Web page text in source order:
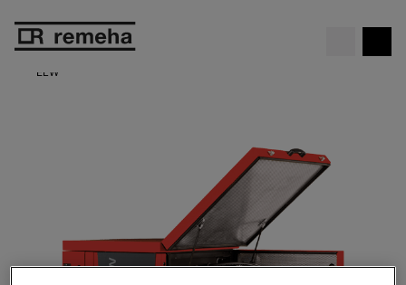
Chaudière gratuite
pas cette offre exceptionnelle !
Voir l’offre
ELW